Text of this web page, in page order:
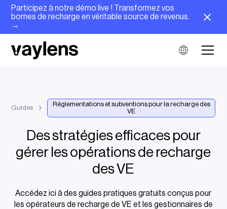
Participez à notre démo live ! Transformez vos
bornes de recharge en véritable source de revenus.
→
Guides
Réglementations et subventions pour la recharge des
VE
Des stratégies efficaces pour
gérer les opérations de recharge
des VE
Accédez ici à des guides pratiques gratuits conçus pour
les opérateurs de recharge de VE et les gestionnaires de